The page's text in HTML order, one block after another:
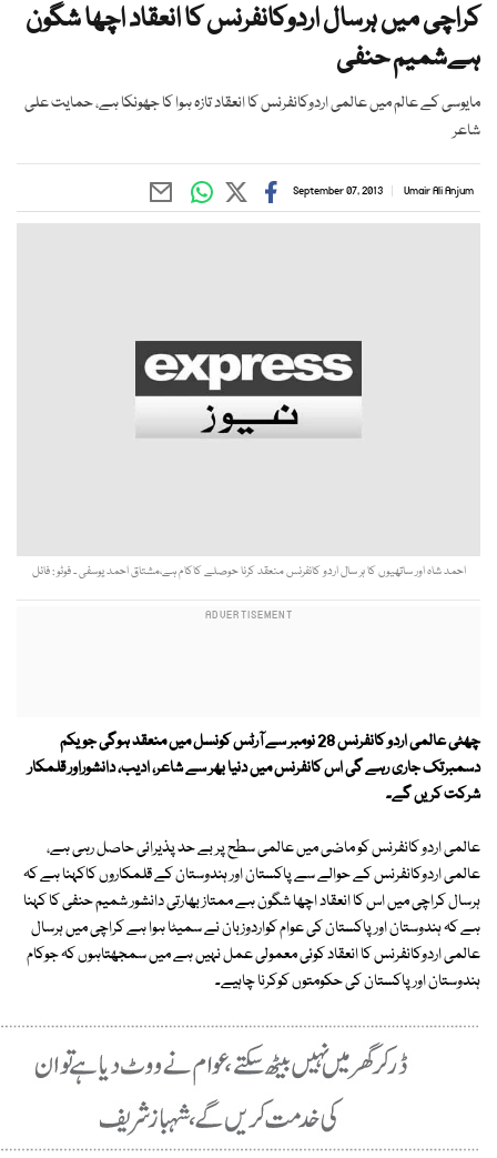
کراچی میں ہرسال اردوکانفرنس کا انعقاد اچھا شگون
ہےشمیم حنفی
مایوسی کے عالم میں عالمی اردوکانفرنس کا انعقاد تازہ ہوا کا جھونکا ہے، حمایت علی
شاعر
Umair Ali Anjum
September 07, 2013
احمد شاہ اور ساتھیوں کا ہر سال اردو کانفرنس منعقد کرنا حوصلے کاکام ہے،مشتاق احمد یوسفی ۔ فوٹو : فائل
چھٹی عالمی اردو کانفرنس 28 نومبر سے آرٹس کونسل میں منعقد ہوگی جو یکم
دسمبرتک جاری رہے گی اس کانفرنس میں دنیا بھر سے شاعر، ادیب، دانشوراور قلمکار
شرکت کریں گے۔
عالمی اردو کانفرنس کو ماضی میں عالمی سطح پر بے حد پذیرائی حاصل رہی ہے،
عالمی اردوکانفرنس کے حوالے سے پاکستان اور ہندوستان کے قلمکاروں کاکہنا ہے کہ
ہرسال کراچی میں اس کا انعقاد اچھا شگون ہے ممتاز بھارتی دانشور شمیم حنفی کا کہنا
ہے کہ ہندوستان اورپاکستان کی عوام کواردوزبان نے سمیٹا ہوا ہے کراچی میں ہرسال
عالمی اردوکانفرنس کا انعقاد کوئی معمولی عمل نہیں ہے میں سمجھتاہوں کہ جوکام
ہندوستان اور پاکستان کی حکومتوں کوکرنا چاہیے۔